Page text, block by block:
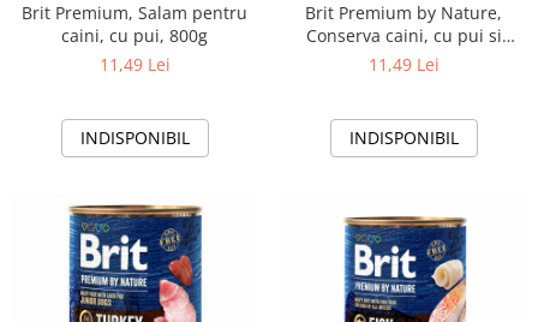
Brit Premium, Salam pentru
caini, cu pui, 800g
11,49 Lei
INDISPONIBIL
Brit Premium by Nature,
Conserva caini, cu pui si
inimi, 400 g
11,49 Lei
INDISPONIBIL